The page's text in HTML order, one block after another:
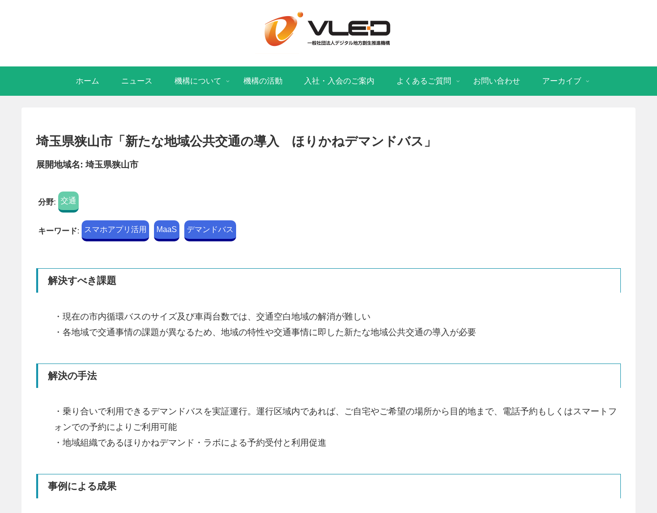
ホーム ニュース 機構について 機構の活動 入社・入会のご案内 よくあるご質問 お問い合わせ アーカイブ
埼玉県狭山市「新たな地域公共交通の導入 ほりかねデマンドバス」
展開地域名: 埼玉県狭山市
分野: 交通
キーワード: スマホアプリ活用 MaaS デマンドバス
解決すべき課題
・現在の市内循環バスのサイズ及び車両台数では、交通空白地域の解消が難しい
・各地域で交通事情の課題が異なるため、地域の特性や交通事情に即した新たな地域公共交通の導入が必要
解決の手法
・乗り合いで利用できるデマンドバスを実証運行。運行区域内であれば、ご自宅やご希望の場所から目的地まで、電話予約もしくはスマートフ
ォンでの予約によりご利用可能
・地域組織であるほりかねデマンド・ラボによる予約受付と利用促進
事例による成果